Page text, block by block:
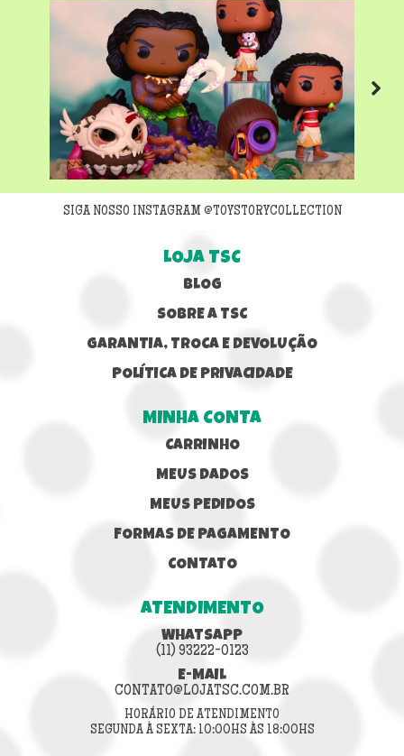
Next
SIGA NOSSO INSTAGRAM @TOYSTORYCOLLECTION
LOJA TSC
BLOG
SOBRE A TSC
GARANTIA, TROCA E DEVOLUÇÃO
POLÍTICA DE PRIVACIDADE
MINHA CONTA
CARRINHO
MEUS DADOS
MEUS PEDIDOS
FORMAS DE PAGAMENTO
CONTATO
ATENDIMENTO
WHATSAPP
(11) 93222-0123
E-MAIL
CONTATO@LOJATSC.COM.BR
HORÁRIO DE ATENDIMENTO
SEGUNDA À SEXTA: 10:00HS ÀS 18:00HS